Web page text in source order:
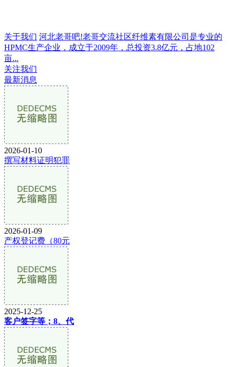
关于我们 河北老哥吧!老哥交流社区纤维素有限公司是专业的
HPMC生产企业，成立于2009年，总投资3.8亿元，占地102
亩...
关注我们
最新消息
2026-01-10
撰写材料证明犯罪
2026-01-09
产权登记费（80元
2025-12-25
客户签字等；8、代